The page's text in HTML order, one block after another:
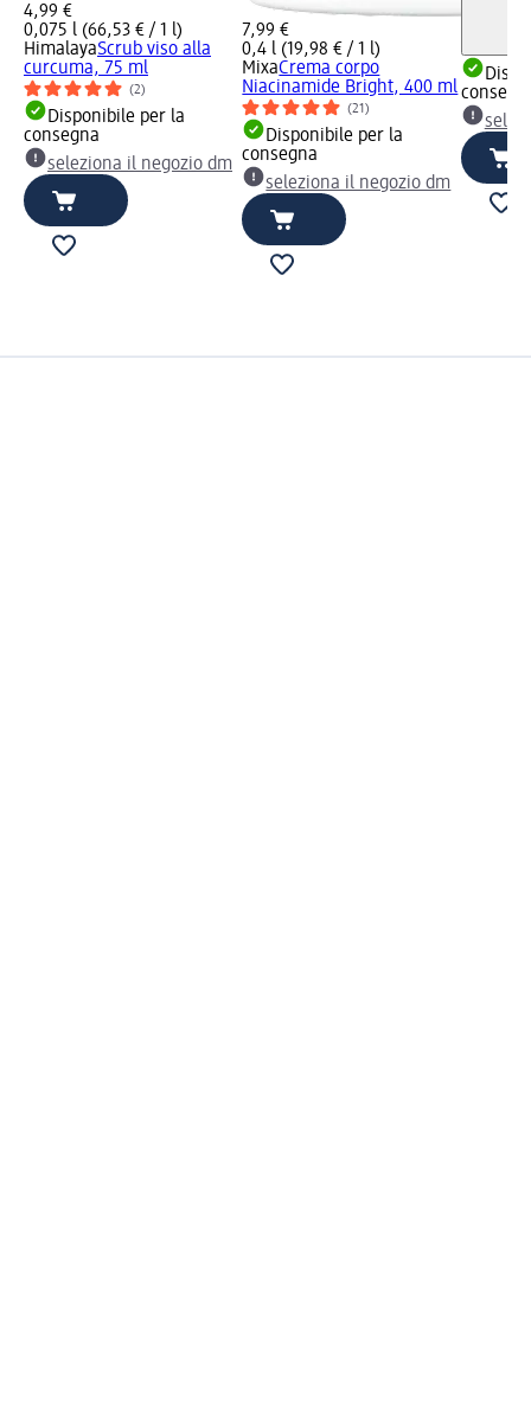
4,99 €
0,075 l (66,53 € / 1 l)
HimalayaScrub viso alla
curcuma, 75 ml
(2)
Disponibile per la
consegna
seleziona il negozio dm
7,99 €
0,4 l (19,98 € / 1 l)
MixaCrema corpo
Niacinamide Bright, 400 ml
(21)
Disponibile per la
consegna
seleziona il negozio dm